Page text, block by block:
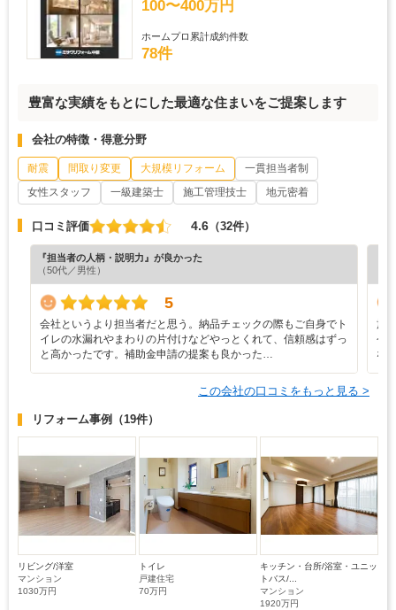
100〜400万円
ホームプロ累計成約件数
78件
豊富な実績をもとにした最適な住まいをご提案します
会社の特徴・得意分野
耐震 間取り変更 大規模リフォーム
一貫担当者制
女性スタッフ
一級建築士 施工管理技士 地元密着
口コミ評価 4.6 （32件）
『担当者の人柄・説明力』が良かった
（50代／男性）
5
会社というより担当者だと思う。納品チェックの際もご自身でト
イレの水漏れやまわりの片付けなどやっとくれて、信頼感はずっ
と高かったです。補助金申請の提案も良かった…
施
今
な
この会社の口コミをもっと見る >
リフォーム事例 （19件）
リビング/洋室
マンション
1030万円
トイレ
戸建住宅
70万円
キッチン・台所/浴室・ユニッ
トバス/...
マンション
1920万円